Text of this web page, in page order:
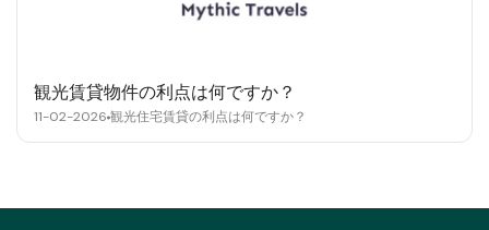
観光賃貸物件の利点は何ですか？
11-02-2026 観光住宅賃貸の利点は何ですか？